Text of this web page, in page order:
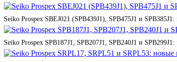
Seiko Prospex SBEJ021 (SPB439J1), SPB475J1 и
Seiko Prospex SPB187J1, SPB207J1, SPB240J1 и